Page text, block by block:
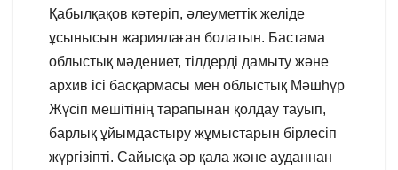
Қабылқақов көтеріп, әлеуметтік желіде
ұсынысын жариялаған болатын. Бастама
облыстық мәдениет, тілдерді дамыту және
архив ісі басқармасы мен облыстық Мәшһүр
Жүсіп мешітінің тарапынан қолдау тауып,
барлық ұйымдастыру жұмыстарын бірлесіп
жүргізіпті. Сайысқа әр қала және ауданнан